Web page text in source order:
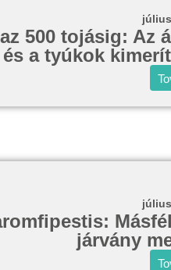
500 tojásig: Az
és a tyúkok
járvány